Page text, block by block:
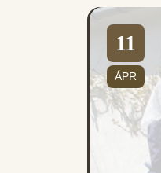
11
ÁPR